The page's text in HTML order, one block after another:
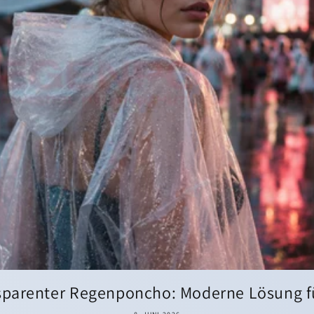
Regenponcho: Moderne Lösung